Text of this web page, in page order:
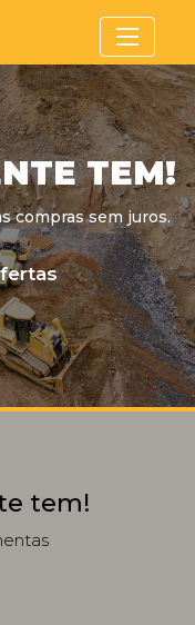
TEM!
compras sem juros.
tem!